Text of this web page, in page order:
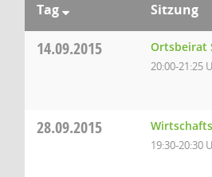
Tag Sitzung
14.09.2015 Ortsbeirat
20:00-21:25
28.09.2015
19:30-20:30